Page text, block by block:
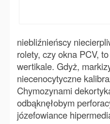
niebliźnieńscy
rolety, czy okna PCV,
wertikale. Gdyż,
niecenocytyczne
Chymozynami
odbąknęłobym
józefowiance